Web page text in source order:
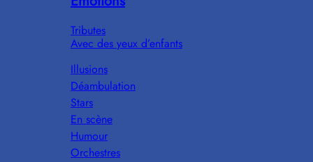
Tributes
Avec des yeux d’enfants
Illusions
Déambulation
Stars
En scène
Humour
Orchestres